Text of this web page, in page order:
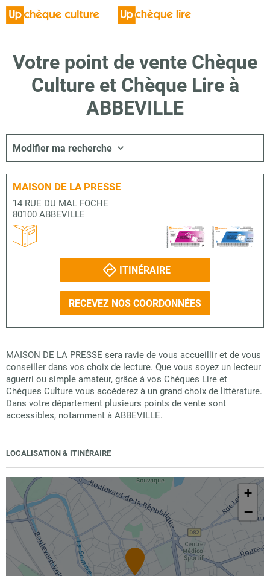
Votre point de vente Chèque
Culture et Chèque Lire à
ABBEVILLE
Modifier ma recherche
MAISON DE LA PRESSE
14 RUE DU MAL FOCHE
80100 ABBEVILLE
ITINÉRAIRE
RECEVEZ NOS COORDONNÉES
MAISON DE LA PRESSE sera ravie de vous accueillir et de vous
conseiller dans vos choix de lecture. Que vous soyez un lecteur
aguerri ou simple amateur, grâce à vos Chèques Lire et
Chèques Culture vous accéderez à un grand choix de littérature.
Dans votre département plusieurs points de vente sont
accessibles, notamment à ABBEVILLE.
LOCALISATION & ITINÉRAIRE
+
−